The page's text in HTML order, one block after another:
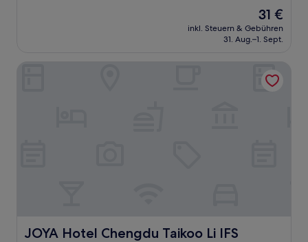
Bewertungen)
Der
Preis
beträgt
31 €
inkl. Steuern & Gebühren
31. Aug.–1. Sept.
JOYA Hotel Chengdu Taikoo Li IFS
JOYA Hotel Chengdu Taikoo Li IFS